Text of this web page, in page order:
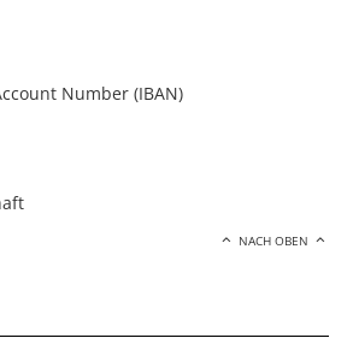
Number (IBAN)
NACH OBEN